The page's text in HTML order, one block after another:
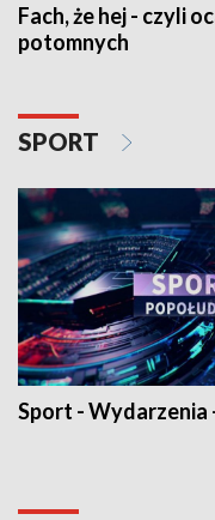
Fach, że hej - czyli
potomnych
SPORT
Sport - Wydarzenia